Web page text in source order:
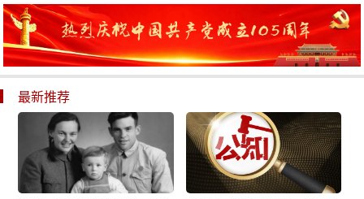
最新推荐